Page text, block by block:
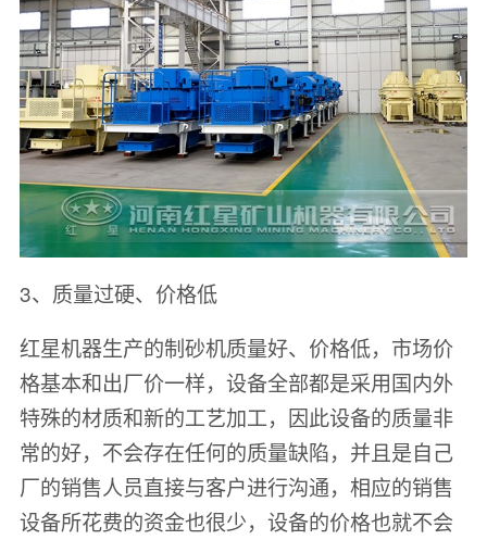
3、质量过硬、价格低
红星机器生产的制砂机质量好、价格低，市场价
格基本和出厂价一样，设备全部都是采用国内外
特殊的材质和新的工艺加工，因此设备的质量非
常的好，不会存在任何的质量缺陷，并且是自己
厂的销售人员直接与客户进行沟通，相应的销售
设备所花费的资金也很少，设备的价格也就不会